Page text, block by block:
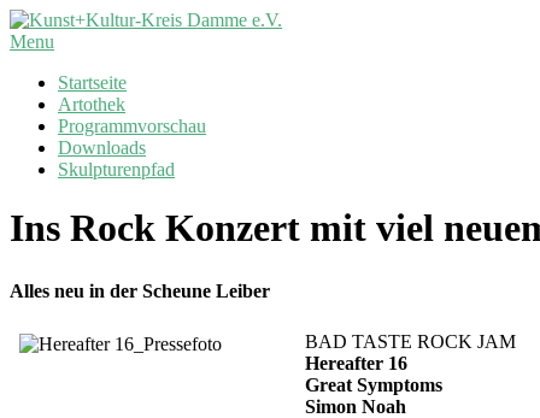
Skip
to
Kunst+Kultur-
Damme
Primary
Menu
Menu
Startseite
Artothek
Programmvorschau
Downloads
Skulpturenpfad
Ins Rock Konzert mit viel
Alles neu in der Scheune Leiber
BAD TASTE ROCK JAM
Hereafter 16
Great Symptoms
Simon Noah